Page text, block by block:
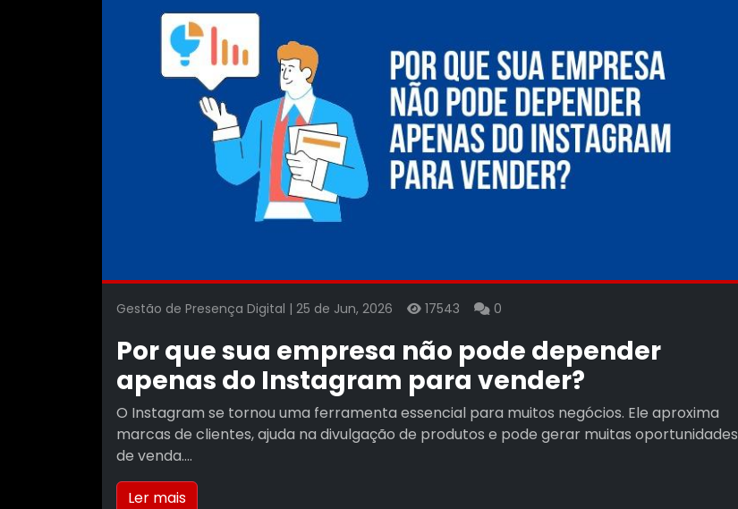
Gestão de Presença Digital | 25 de Jun, 2026 17543 0
Por que sua empresa não pode depender
apenas do Instagram para vender?
O Instagram se tornou uma ferramenta essencial para muitos negócios. Ele aproxima
marcas de clientes, ajuda na divulgação de produtos e pode gerar muitas oportunidades
de venda....
Ler mais